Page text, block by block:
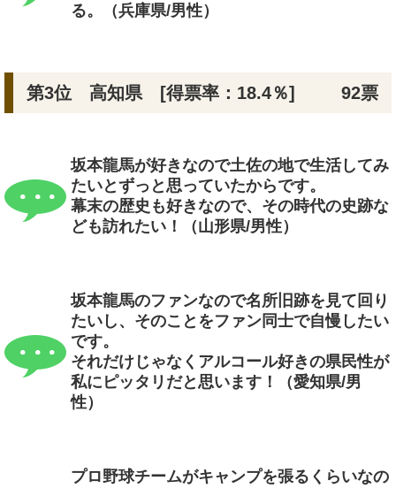
る。（兵庫県/男性）
第3位 高知県 [得票率：18.4％] 92票
坂本龍馬が好きなので土佐の地で生活してみ
たいとずっと思っていたからです。
幕末の歴史も好きなので、その時代の史跡な
ども訪れたい！（山形県/男性）
坂本龍馬のファンなので名所旧跡を見て回り
たいし、そのことをファン同士で自慢したい
です。
それだけじゃなくアルコール好きの県民性が
私にピッタリだと思います！（愛知県/男
性）
プロ野球チームがキャンプを張るくらいなの